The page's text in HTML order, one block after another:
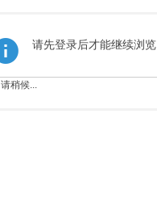
请先登录后才能继续浏览
请稍候...